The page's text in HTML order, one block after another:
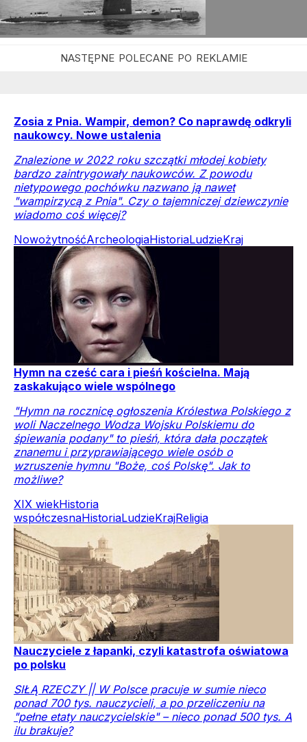
Zosia z Pnia. Wampir, demon? Co naprawdę odkryli
naukowcy. Nowe ustalenia
Znalezione w 2022 roku szczątki młodej kobiety
bardzo zaintrygowały naukowców. Z powodu
nietypowego pochówku nazwano ją nawet
"wampirzycą z Pnia". Czy o tajemniczej dziewczynie
wiadomo coś więcej?
NowożytnośćArcheologiaHistoriaLudzieKraj
Hymn na cześć cara i pieśń kościelna. Mają
zaskakująco wiele wspólnego
"Hymn na rocznicę ogłoszenia Królestwa Polskiego z
woli Naczelnego Wodza Wojsku Polskiemu do
śpiewania podany" to pieśń, która dała początek
znanemu i przyprawiającego wiele osób o
wzruszenie hymnu "Boże, coś Polskę". Jak to
możliwe?
XIX wiekHistoria
współczesnaHistoriaLudzieKrajReligia
Nauczyciele z łapanki, czyli katastrofa oświatowa
po polsku
SIŁĄ RZECZY || W Polsce pracuje w sumie nieco
ponad 700 tys. nauczycieli, a po przeliczeniu na
"pełne etaty nauczycielskie" – nieco ponad 500 tys. A
ilu brakuje?